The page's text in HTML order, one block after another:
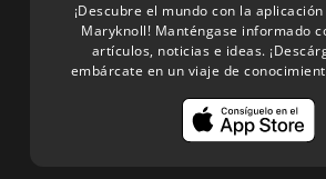
¡Descubre el mundo con la
Maryknoll! Manténgase informado
artículos, noticias e ideas.
embárcate en un viaje de